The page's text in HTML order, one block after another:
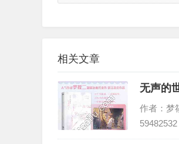
相关文章
无声的
作者：梦